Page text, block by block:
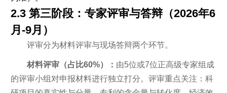
2.3 第三阶段：专家评审与答辩（2026年6
月-9月）
评审分为材料评审与现场答辩两个环节。
材料评审（占比60%）： 由5位或7位正高级专家组成
的评审小组对申报材料进行独立打分。评审重点关注：科